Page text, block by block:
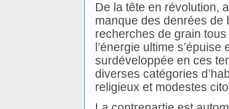
De la tête en révolution,
manque des denrées de
recherches de grain
l’énergie ultime
surdéveloppée en ces
diverses catégories
religieux et modestes